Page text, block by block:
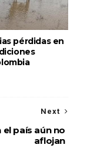
pérdidas en
Next
país aún no
aflojan